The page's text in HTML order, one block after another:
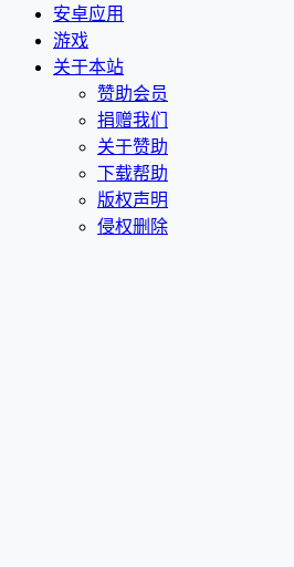
安卓应用
游戏
关于本站
赞助会员
捐赠我们
关于赞助
下载帮助
版权声明
侵权删除